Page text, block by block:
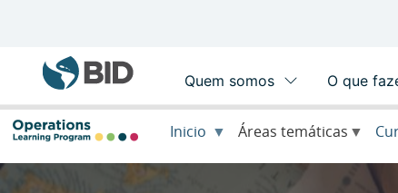
Main
navigation
Inicio Áreas temáticas